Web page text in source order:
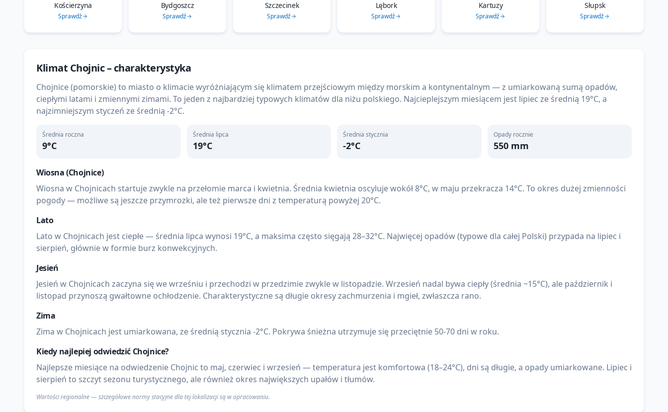
Kościerzyna
Sprawdź
Bydgoszcz
Sprawdź
Szczecinek
Sprawdź
Lębork
Sprawdź
Kartuzy
Sprawdź
Słupsk
Sprawdź
Klimat Chojnic– charakterystyka
Chojnice (pomorskie) to miasto o klimacie wyróżniającym się klimatem przejściowym między morskim a kontynentalnym — z umiarkowaną sumą opadów,
ciepłymi latami i zmiennymi zimami. To jeden z najbardziej typowych klimatów dla niżu polskiego. Najcieplejszym miesiącem jest lipiec ze średnią 19°C, a
najzimniejszym styczeń ze średnią -2°C.
Średnia roczna
9°C
Średnia lipca
19°C
Średnia stycznia
-2°C
Opady rocznie
550mm
Wiosna (Chojnice)
Wiosna w Chojnicach startuje zwykle na przełomie marca i kwietnia. Średnia kwietnia oscyluje wokół 8°C, w maju przekracza 14°C. To okres dużej zmienności
pogody — możliwe są jeszcze przymrozki, ale też pierwsze dni z temperaturą powyżej 20°C.
Lato
Lato w Chojnicach jest ciepłe — średnia lipca wynosi 19°C, a maksima często sięgają 28–32°C. Najwięcej opadów (typowe dla całej Polski) przypada na lipiec i
sierpień, głównie w formie burz konwekcyjnych.
Jesień
Jesień w Chojnicach zaczyna się we wrześniu i przechodzi w przedzimie zwykle w listopadzie. Wrzesień nadal bywa ciepły (średnia ~15°C), ale październik i
listopad przynoszą gwałtowne ochłodzenie. Charakterystyczne są długie okresy zachmurzenia i mgieł, zwłaszcza rano.
Zima
Zima w Chojnicach jest umiarkowana, ze średnią stycznia -2°C. Pokrywa śnieżna utrzymuje się przeciętnie 50-70 dni w roku.
Kiedy najlepiej odwiedzić Chojnice?
Najlepsze miesiące na odwiedzenie Chojnic to maj, czerwiec i wrzesień — temperatura jest komfortowa (18–24°C), dni są długie, a opady umiarkowane. Lipiec i
sierpień to szczyt sezonu turystycznego, ale również okres największych upałów i tłumów.
Wartości regionalne — szczegółowe normy stacyjne dla tej lokalizacji są w opracowaniu.